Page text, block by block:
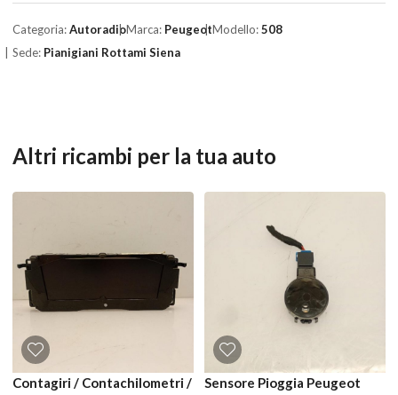
Categoria:AutoradioMarca: PeugeotModello:508
Sede: Pianigiani Rottami Siena
Altri ricambi per la tua auto
Contagiri / Contachilometri /
Sensore Pioggia Peugeot